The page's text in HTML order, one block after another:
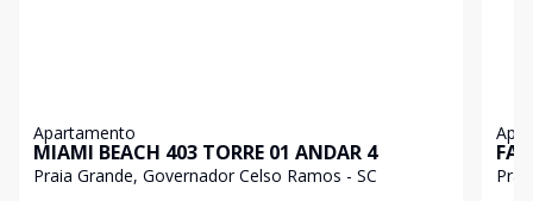
Apartamento
MIAMI BEACH 403 TORRE 01 ANDAR 4
Praia Grande, Governador Celso Ramos - SC